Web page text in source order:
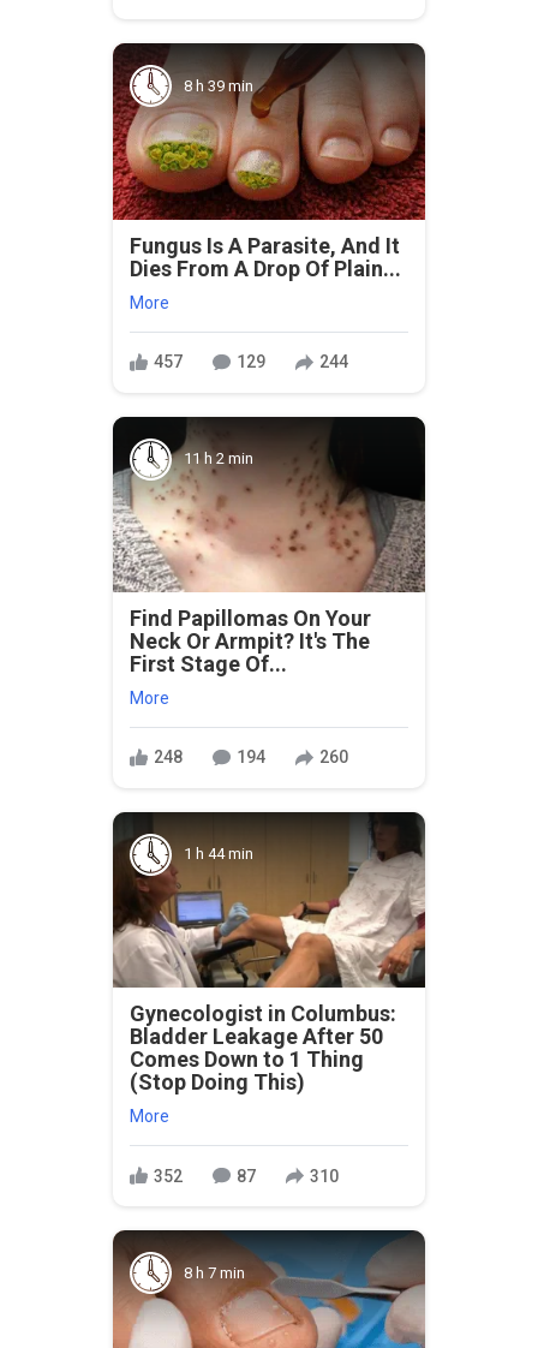
8 h 39 min
Fungus Is A Parasite, And It
Dies From A Drop Of Plain...
More
457 129 244
11 h 2 min
Find Papillomas On Your
Neck Or Armpit? It's The
First Stage Of...
More
248 194 260
1 h 44 min
Gynecologist in Columbus:
Bladder Leakage After 50
Comes Down to 1 Thing
(Stop Doing This)
More
352 87 310
8 h 7 min